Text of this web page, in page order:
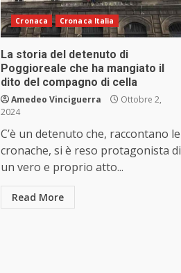
Cronaca Cronaca Italia
La storia del detenuto di
Poggioreale che ha mangiato il
dito del compagno di cella
Amedeo Vinciguerra
Ottobre 2,
2024
C’è un detenuto che, raccontano le
cronache, si è reso protagonista di
un vero e proprio atto...
Read More